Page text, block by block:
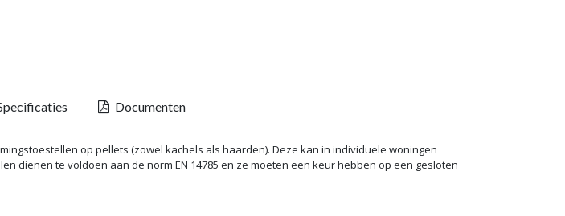
Documenten
op pellets (zowel kachels als haarden). Deze kan in individuele woningen
dienen te voldoen aan de norm EN 14785 en ze moeten een keur hebben op een gesloten